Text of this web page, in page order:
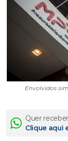
Envolvidos
Quer
Clique aqui